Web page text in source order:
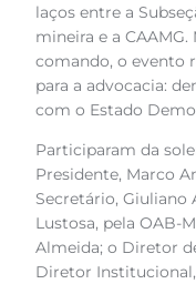
laços entre a
mineira e a
comando, o evento
para a advocacia:
com o Estado
Participaram da
Presidente, Marco
Secretário, Giuliano
Lustosa, pela OAB-
Almeida; o Diretor
Diretor